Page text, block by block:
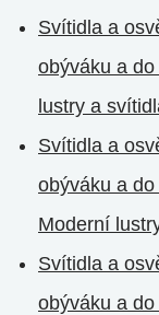
Svítidla a
obýváku a
lustry a
Svítidla a
obýváku a
Moderní
Svítidla a
obýváku a